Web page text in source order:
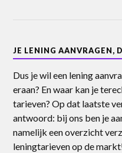
JE LENING AANVRAGEN,
Dus je wil een lening
eraan? En waar kan je
tarieven? Op dat laatste
antwoord: bij ons ben je
namelijk een overzicht
leningtarieven op de